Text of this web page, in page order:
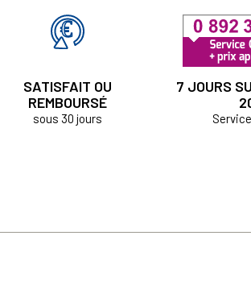
SATISFAIT OU
REMBOURSÉ
sous 30 jours
7 JOURS